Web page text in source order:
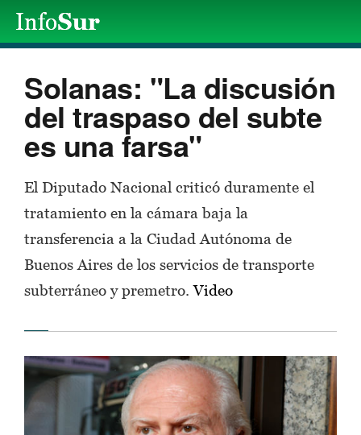
Solanas: "La discusión
del traspaso del subte
es una farsa"
El Diputado Nacional criticó duramente el
tratamiento en la cámara baja la
transferencia a la Ciudad Autónoma de
Buenos Aires de los servicios de transporte
subterráneo y premetro.Video